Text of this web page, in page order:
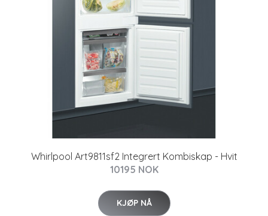
Whirlpool Art9811sf2 Integrert Kombiskap - Hvit
10195 NOK
KJØP NÅ